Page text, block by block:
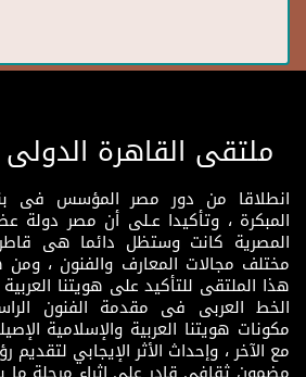
ملتقى القاهرة
انطلاقا من دور مصر المؤسس فى
المبكرة ، وتأكيدا عـلى أن مصر دولة
المصرية كانت وستظل دائما هى
مختلف مجالات المعارف والفنون ،
هذا الملتقى للتأكيد على هويتنا
الخط العربى فى مقدمة الفنون
مكونات هويتنا العربية والإسلامية
مع الآخر ، وإحداث الأثر الإيجابي